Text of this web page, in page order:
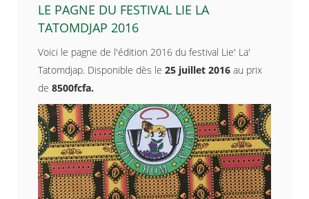
LE PAGNE DU FESTIVAL LIE LA
TATOMDJAP 2016
Voici le pagne de l'édition 2016 du festival Lie' La'
Tatomdjap. Disponible dès le 25 juillet 2016 au prix
de 8500fcfa.